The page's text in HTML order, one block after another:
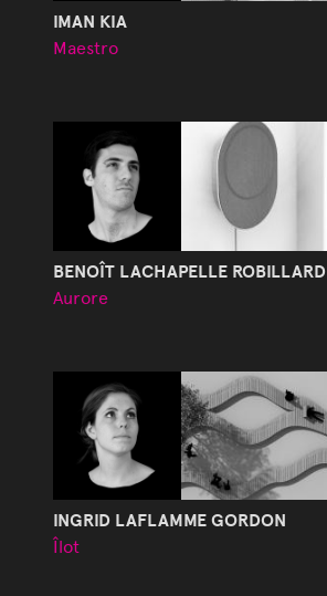
IMAN KIA
Maestro
BENOÎT LACHAPELLE ROBILLARD
Aurore
INGRID LAFLAMME GORDON
Îlot